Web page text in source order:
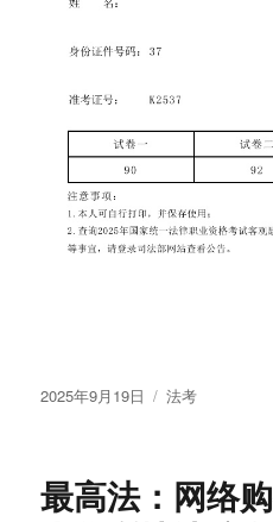
发
2025年9月19日
分
法考
最高法：网络